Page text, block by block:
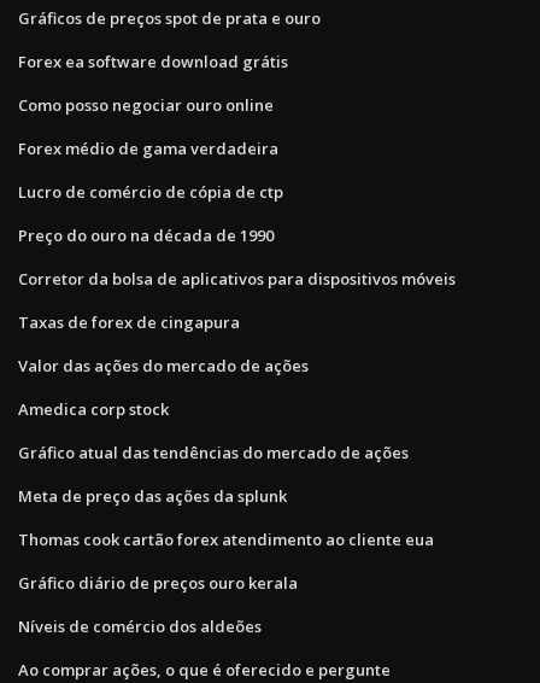
Gráficos de preços spot de prata e ouro
Forex ea software download grátis
Como posso negociar ouro online
Forex médio de gama verdadeira
Lucro de comércio de cópia de ctp
Preço do ouro na década de 1990
Corretor da bolsa de aplicativos para dispositivos móveis
Taxas de forex de cingapura
Valor das ações do mercado de ações
Amedica corp stock
Gráfico atual das tendências do mercado de ações
Meta de preço das ações da splunk
Thomas cook cartão forex atendimento ao cliente eua
Gráfico diário de preços ouro kerala
Níveis de comércio dos aldeões
Ao comprar ações, o que é oferecido e pergunte